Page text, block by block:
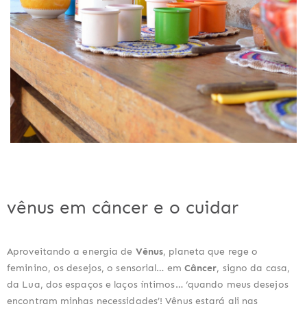
vênus em câncer e o cuidar
Aproveitando a energia de Vênus, planeta que rege o
feminino, os desejos, o sensorial… em Câncer, signo da casa,
da Lua, dos espaços e laços íntimos… ‘quando meus desejos
encontram minhas necessidades’! Vênus estará ali nas